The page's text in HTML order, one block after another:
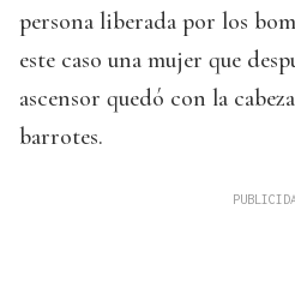
persona liberada por los
este caso una mujer que
ascensor quedó con la
barrotes.